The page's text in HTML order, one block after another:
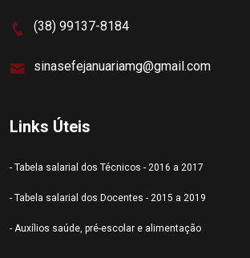
(38) 99137-8184
sinasefejanuariamg@gmail.com
Links Úteis
- Tabela salarial dos Técnicos - 2016 a 2017
- Tabela salarial dos Docentes - 2015 a 2019
- Auxílios saúde, pré-escolar e alimentação